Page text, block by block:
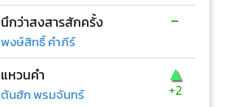
นึกว่าสงสารสักครั้ง
พงษ์สิทธิ์ คำภีร์
-
แหวนคำ
ต้นฮัก พรมจันทร์
▲
+2